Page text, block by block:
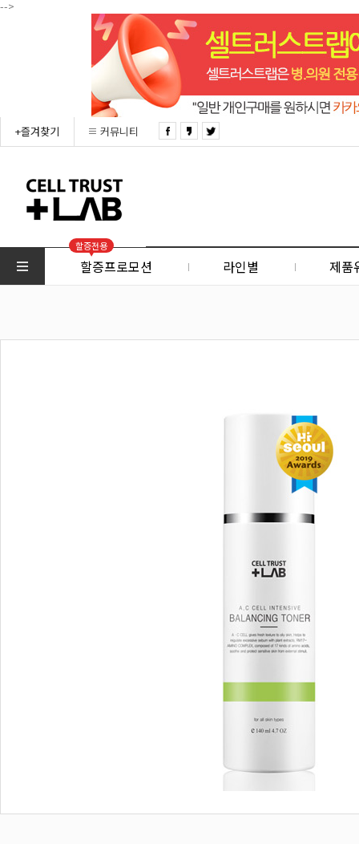
-->
+즐겨찾기 커뮤니티
할증전용
할증프로모션 라인별 제품